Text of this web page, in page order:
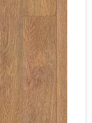
Classen
CorkArt Vinyl
CronaFloor
Damy Floor
Decoria